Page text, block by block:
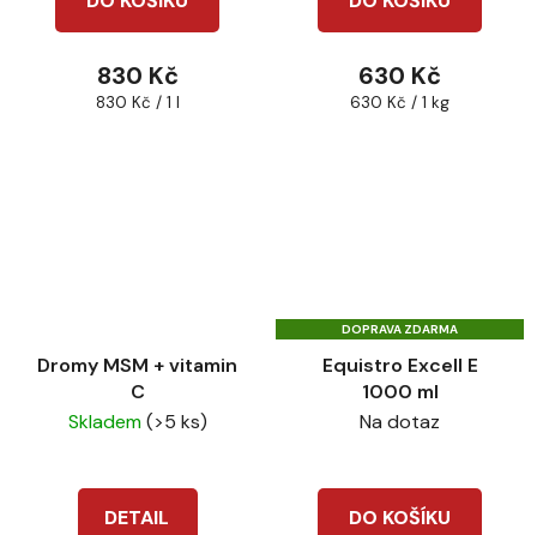
830 Kč
Měrná
830 Kč / 1 l
630 Kč
Měrná
630 Kč / 1 kg
Dromy MSM + vitamin
C
Skladem(>5 ks)
DETAIL
DOPRAVA ZDARMA
Equistro Excell E
1000 ml
Na dotaz
DO KOŠÍKU